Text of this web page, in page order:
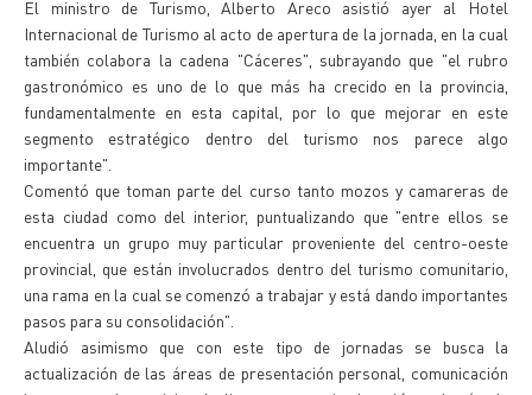
El ministro de Turismo, Alberto Areco asistió ayer al Hotel
Internacional de Turismo al acto de apertura de la jornada, en la cual
también colabora la cadena "Cáceres", subrayando que "el rubro
gastronómico es uno de lo que más ha crecido en la provincia,
fundamentalmente en esta capital, por lo que mejorar en este
segmento estratégico dentro del turismo nos parece algo
importante".
Comentó que toman parte del curso tanto mozos y camareras de
esta ciudad como del interior, puntualizando que "entre ellos se
encuentra un grupo muy particular proveniente del centro-oeste
provincial, que están involucrados dentro del turismo comunitario,
una rama en la cual se comenzó a trabajar y está dando importantes
pasos para su consolidación".
Aludió asimismo que con este tipo de jornadas se busca la
actualización de las áreas de presentación personal, comunicación